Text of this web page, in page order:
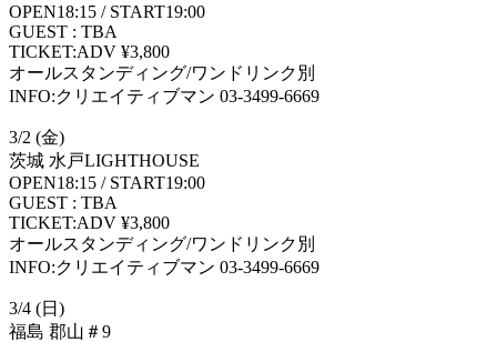
OPEN18:15 / START19:00
GUEST : TBA
TICKET:ADV ¥3,800
オールスタンディング/ワンドリンク別
INFO:クリエイティブマン 03-3499-6669
3/2 (金)
茨城 水戸LIGHTHOUSE
OPEN18:15 / START19:00
GUEST : TBA
TICKET:ADV ¥3,800
オールスタンディング/ワンドリンク別
INFO:クリエイティブマン 03-3499-6669
3/4 (日)
福島 郡山＃9